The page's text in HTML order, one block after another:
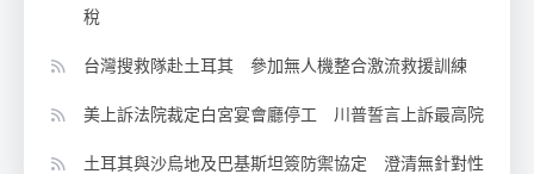
稅
台灣搜救隊赴土耳其 參加無人機整合激流救援訓練
美上訴法院裁定白宮宴會廳停工 川普誓言上訴最高院
土耳其與沙烏地及巴基斯坦簽防禦協定 澄清無針對性